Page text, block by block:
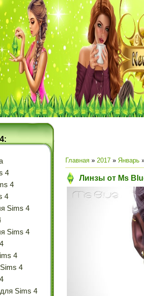
4
4
4
Sims 4
Sims 4
4
4
Sims 4
Главная » 2017 » Январь
Линзы от Ms